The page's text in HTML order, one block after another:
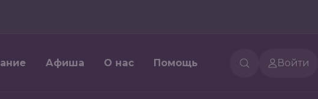
Афиша О нас Помощь Войти